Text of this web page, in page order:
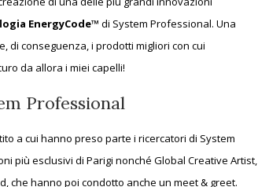
EnergyCode™ di System Professional. Una
di conseguenza, i prodotti migliori con cui
da allora i miei capelli!
Professional
a cui hanno preso parte i ricercatori di System
più esclusivi di Parigi nonché Global Creative Artist,
che hanno poi condotto anche un meet & greet.